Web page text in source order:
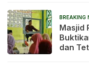
BREAKING
Masjid
dan